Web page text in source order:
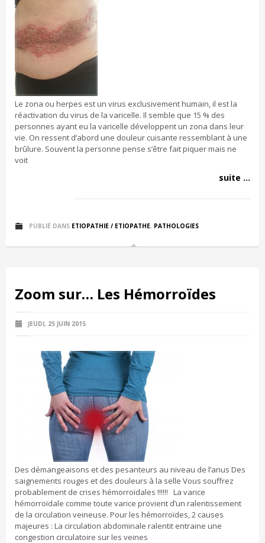
Le zona ou herpes est un virus exclusivement humain, il est la
réactivation du virus de la varicelle. Il semble que 15 % des
personnes ayant eu la varicelle développent un zona dans leur
vie. On ressent d’abord une douleur cuisante ressemblant à une
brûlure. Souvent la personne pense s’être fait piquer mais ne
voit
suite ...
PUBLIÉ DANS ETIOPATHIE / ETIOPATHE, PATHOLOGIES
Zoom sur… Les Hémorroïdes
JEUDI, 25 JUIN 2015
Des démangeaisons et des pesanteurs au niveau de l’anus Des
saignements rouges et des douleurs à la selle Vous souffrez
probablement de crises hémorroïdales !!!!!! La varice
hémorroïdale comme toute varice provient d’un ralentissement
de la circulation veineuse. Pour les hémorroïdes, 2 causes
majeures : La circulation abdominale ralentit entraine une
congestion circulatoire sur les veines